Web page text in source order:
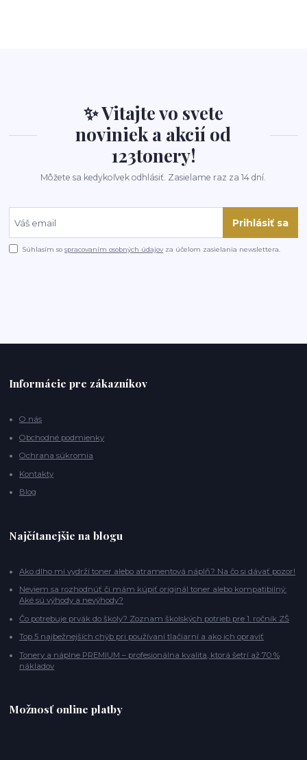
✨ Vitajte vo svete
noviniek a akcií od
123tonery!
Môžete sa kedykoľvek odhlásiť. Zasielame raz za 14 dní.
Prihlásiť sa
Súhlasím sospracovaním osobných údajov za účelom zasielania newslettera.
Informácie pre zákazníkov
O nás
Obchodné podmienky
Ochrana súkromia
Kontakty
Blog
Najčítanejšie na blogu
Ako dlho mi vydrží toner alebo atramentová náplň? Na čo si dávať pozor!
Neviem sa rozhodnúť či mám kúpiť originál toner alebo kompatibilný:
Aké sú výhody a nevýhody?
Čo potrebuje prvák do školy? Zoznam školských potrieb pre 1. ročník ZŠ
Top 5 najbežnejších chýb pri používaní tlačiarní a ako ich opraviť
Tonery a náplne PREMIUM – profesionálna kvalita, ktorá šetrí až 70 %
nákladov
Možnosť online platby